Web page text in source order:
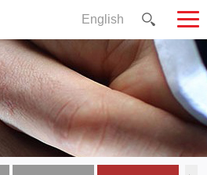
English